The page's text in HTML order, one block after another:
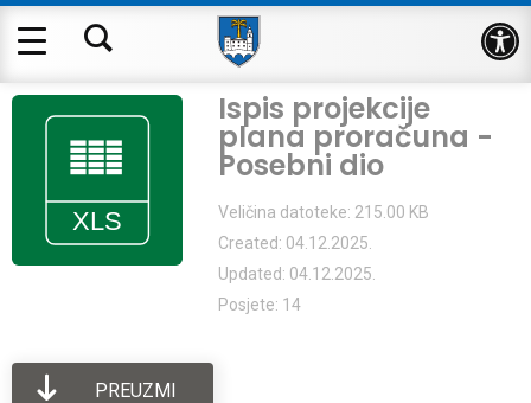
Ispis projekcije
plana proračuna -
Posebni dio
Veličina datoteke: 215.00 KB
Created: 04.12.2025.
Updated: 04.12.2025.
Posjete: 14
PREUZMI